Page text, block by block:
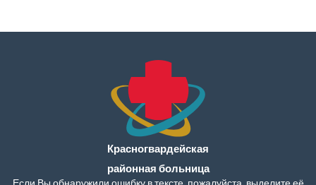
Красногвардейская
районная больница